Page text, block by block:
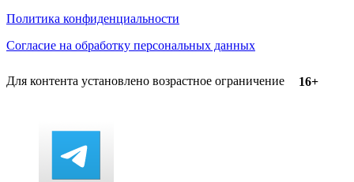
Политика конфиденциальности
Согласие на обработку персональных данных
Для контента установлено возрастное ограничение 16+